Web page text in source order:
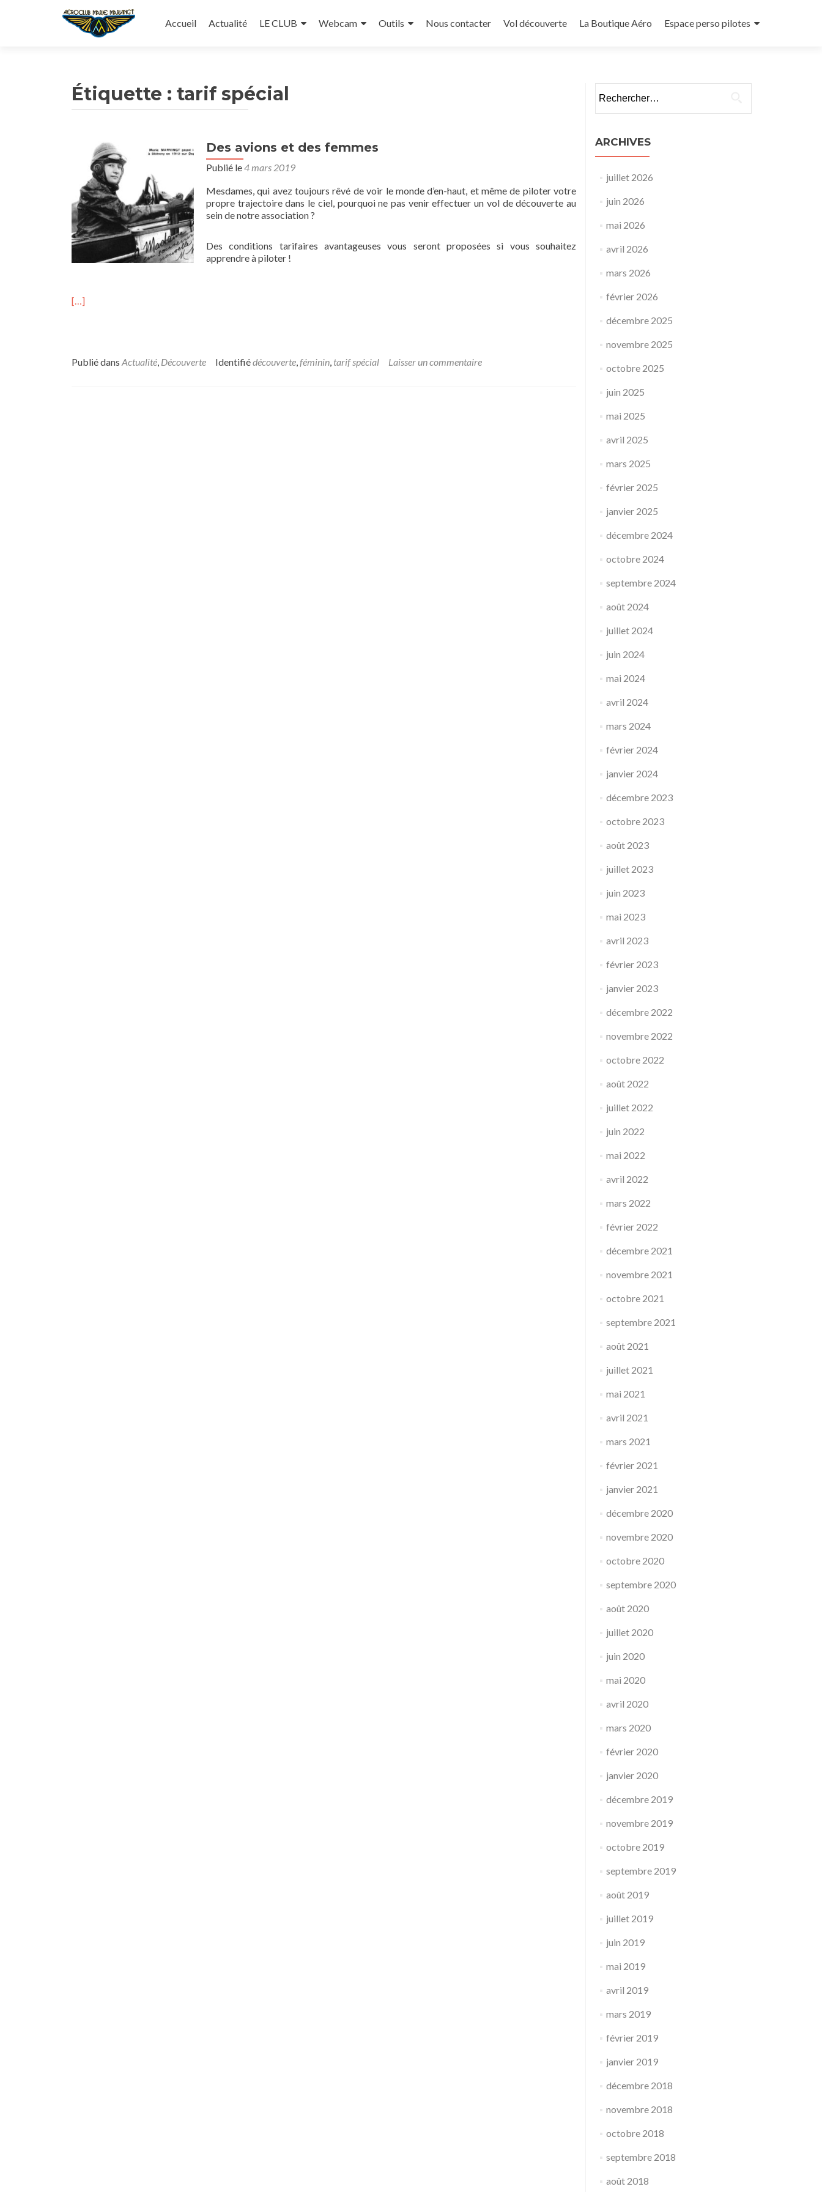
au
Accueil Actualité LE CLUB Webcam Outils Nous contacter Vol découverte La Boutique Aéro Espace perso pilotes
Étiquette : tarif spécial
Des avions et des femmes
Publié le4 mars 2019
Mesdames, qui avez toujours rêvé de voir le monde d’en-haut, et même de piloter votre
propre trajectoire dans le ciel, pourquoi ne pas venir effectuer un vol de découverte au
sein de notre association ?
Des conditions tarifaires avantageuses vous seront proposées si vous souhaitez
apprendre à piloter !
[…]
Publié dans Actualité, Découverte Identifiédécouverte,féminin, tarif spécial Laisser un commentaire
ARCHIVES
juillet 2026
juin 2026
mai 2026
avril 2026
mars 2026
février 2026
décembre 2025
novembre 2025
octobre 2025
juin 2025
mai 2025
avril 2025
mars 2025
février 2025
janvier 2025
décembre 2024
octobre 2024
septembre 2024
août 2024
juillet 2024
juin 2024
mai 2024
avril 2024
mars 2024
février 2024
janvier 2024
décembre 2023
octobre 2023
août 2023
juillet 2023
juin 2023
mai 2023
avril 2023
février 2023
janvier 2023
décembre 2022
novembre 2022
octobre 2022
août 2022
juillet 2022
juin 2022
mai 2022
avril 2022
mars 2022
février 2022
décembre 2021
novembre 2021
octobre 2021
septembre 2021
août 2021
juillet 2021
mai 2021
avril 2021
mars 2021
février 2021
janvier 2021
décembre 2020
novembre 2020
octobre 2020
septembre 2020
août 2020
juillet 2020
juin 2020
mai 2020
avril 2020
mars 2020
février 2020
janvier 2020
décembre 2019
novembre 2019
octobre 2019
septembre 2019
août 2019
juillet 2019
juin 2019
mai 2019
avril 2019
mars 2019
février 2019
janvier 2019
décembre 2018
novembre 2018
octobre 2018
septembre 2018
août 2018